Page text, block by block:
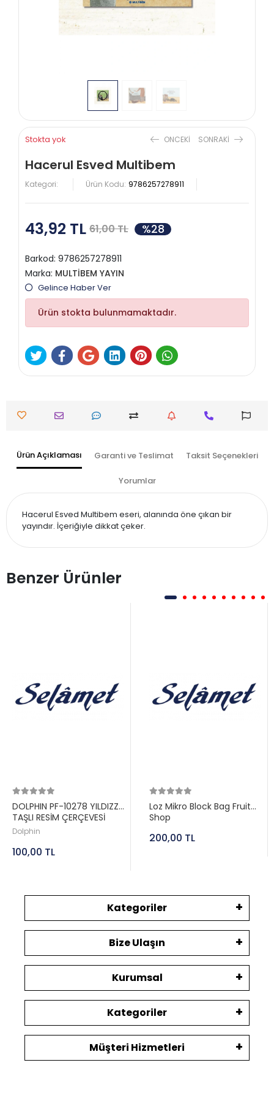
Stokta yok ONCEKI SONRAKI
Hacerul Esved Multibem
Kategori: Ürün Kodu: 9786257278911
43,92 TL 61,00 TL %28
Barkod: 9786257278911
Marka: MULTİBEM YAYIN
Gelince Haber Ver
Ürün stokta bulunmamaktadır.
Ürün Açıklaması Garanti ve Teslimat Taksit Seçenekleri
Yorumlar
Hacerul Esved Multibem eseri, alanında öne çıkan bir
yayındır. İçeriğiyle dikkat çeker.
Benzer Ürünler
DOLPHIN PF-10278 YILDIZZ
TAŞLI RESİM ÇERÇEVESİ
Dolphin
100,00 TL
Loz Mikro Block Bag Fruit
Shop
200,00 TL
Kategoriler
Bize Ulaşın
Kurumsal
Kategoriler
Müşteri Hizmetleri